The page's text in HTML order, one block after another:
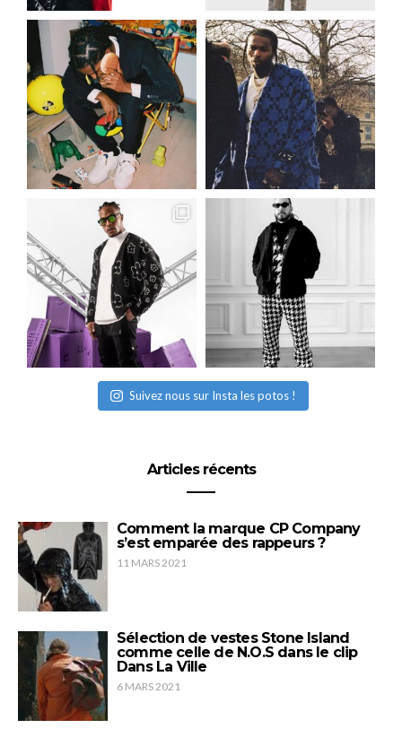
Suivez nous sur Insta les potos !
Articles récents
Comment la marque CP Company
s’est emparée des rappeurs ?
11 MARS 2021
Sélection de vestes Stone Island
comme celle de N.O.S dans le clip
Dans La Ville
6 MARS 2021